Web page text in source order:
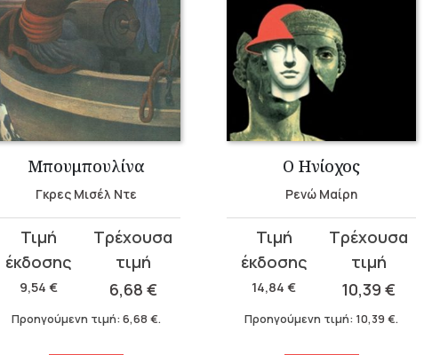
Μπουμπουλίνα
Γκρες Μισέλ Ντε
9,54€
Original
price
was:
9,54 €.
6,68 €
τρέχουσα
τιμή
είναι:Προηγούμενη τιμή: 6,68 €.
Ο Ηνίοχος
Ρενώ Μαίρη
14,84€
Original
price
was:
14,84 €.
10,39€
τρέχουσα
τιμή
είναι:
Προηγούμενη τιμή: 10,39€.